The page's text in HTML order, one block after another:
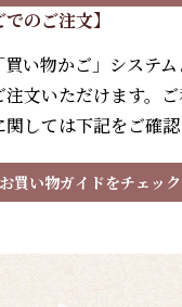
でのご注文】
買い物かご」システ
注文いただけます。
しては下記をご確認
お買い物ガイドをチェック